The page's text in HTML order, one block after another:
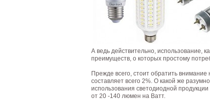
А ведь действительно, использование,
преимуществ, о которых простому
Прежде всего, стоит обратить
составляет всего 2%. О какой же
использования светодиодной
от 20 -140 люмен на Ватт.